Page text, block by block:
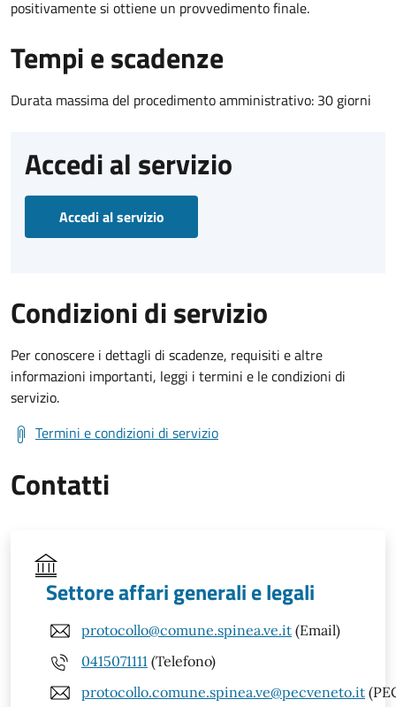
positivamente si ottiene un provvedimento finale.
Tempi e scadenze
Durata massima del procedimento amministrativo: 30 giorni
Accedi al servizio
Accedi al servizio
Condizioni di servizio
Per conoscere i dettagli di scadenze, requisiti e altre
informazioni importanti, leggi i termini e le condizioni di
servizio.
Termini e condizioni di servizio
Contatti
Settore affari generali e legali
protocollo@comune.spinea.ve.it (Email)
0415071111 (Telefono)
protocollo.comune.spinea.ve@pecveneto.it